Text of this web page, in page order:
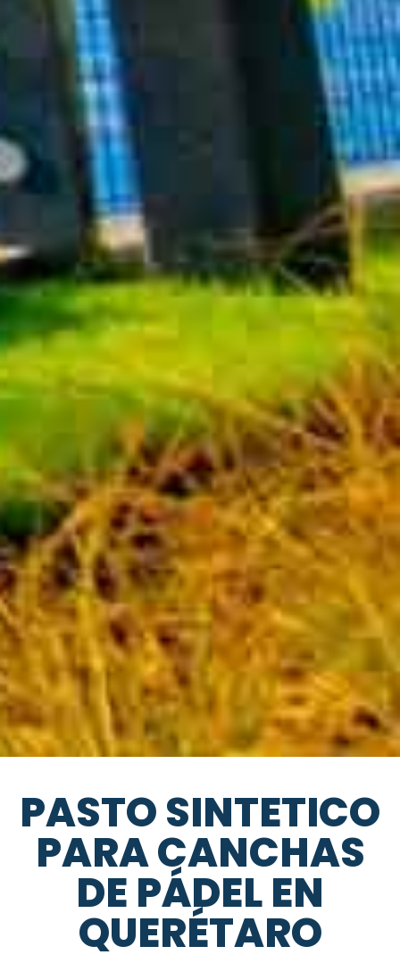
PASTO SINTETICO
PARA CANCHAS
DE PÁDEL EN
QUERÉTARO